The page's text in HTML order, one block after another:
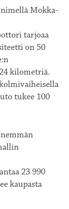
Mokka-
tarjoaa
on 50
kilometriä.
tukee 100
23 990
kaupasta